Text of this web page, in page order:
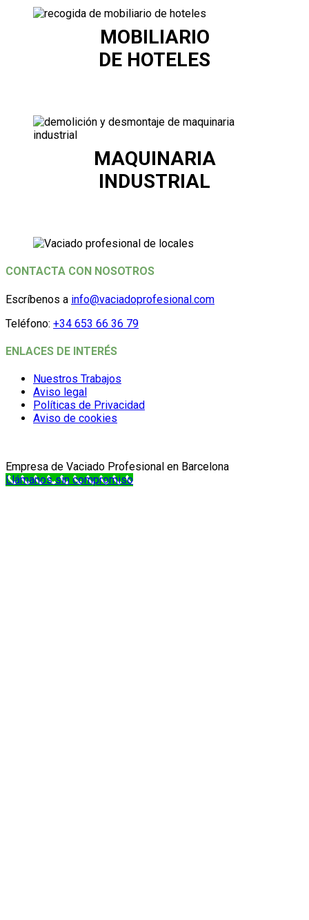
MOBILIARIO
DE HOTELES
MAQUINARIA
INDUSTRIAL
CONTACTA CON NOSOTROS
Escríbenos a info@vaciadoprofesional.com
Teléfono: +34 653 66 36 79
ENLACES DE INTERÉS
Nuestros Trabajos
Aviso legal
Políticas de Privacidad
Aviso de cookies
Empresa de Vaciado Profesional en Barcelona
Llámanos sin compromiso